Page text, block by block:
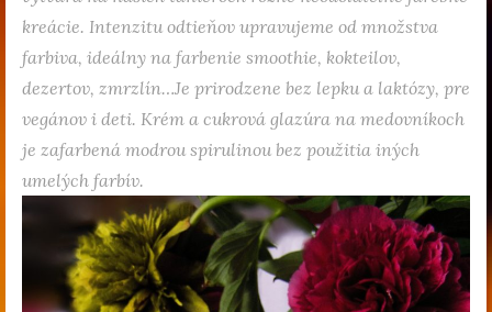
kreácie. Intenzitu odtieňov upravujeme od množstva
farbiva, ideálny na farbenie smoothie, kokteilov,
dezertov, zmrzlín…Je prirodzene bez lepku a laktózy, pre
vegánov i deti. Krém a cukrová glazúra na medovníkoch
je zafarbená modrou spirulinou bez použitia iných
umelých farbív.